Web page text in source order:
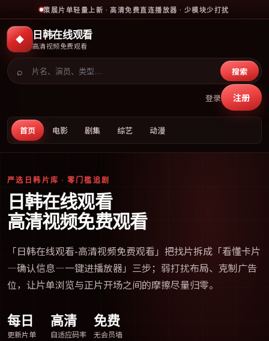
策展片单轻量上新 · 高清免费直连播放器 · 少模块少打扰
◆ 日韩在线观看
高清视频免费观看
首页 电影 剧集 综艺 动漫
⌕ 搜索
登录 注册
严选日韩片库 · 零门槛追剧
日韩在线观看
高清视频免费观看
「日韩在线观看-高清视频免费观看 」把找片拆成「看懂卡片
—确认信息—一键进播放器」三步；弱打扰布局、克制广告
位，让片单浏览与正片开场之间的摩擦尽量归零。
每日
更新片单
高清
自适应码率
免费
无会员墙